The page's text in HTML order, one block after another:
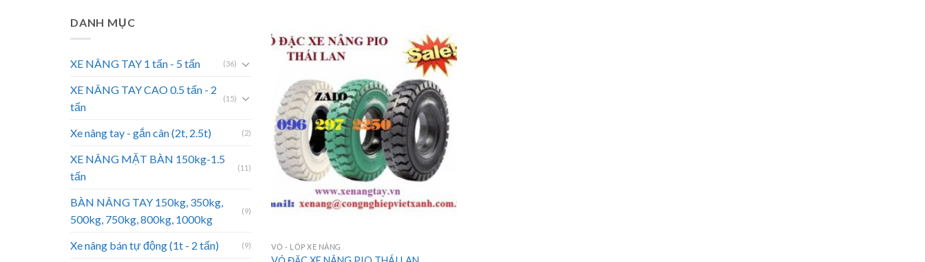
DANH MỤC
XE NÂNG TAY 1 tấn - 5 tấn (36)
XE NÂNG TAY CAO 0.5 tấn - 2
tấn
(15)
Xe nâng tay - gắn cân (2t, 2.5t) (2)
XE NÂNG MẶT BÀN 150kg-1.5
tấn
(11)
BÀN NÂNG TAY 150kg, 350kg,
500kg, 750kg, 800kg, 1000kg
(9)
Xe nâng bán tự động (1t - 2 tấn) (9) VỎ - LỐP XE NÂNG